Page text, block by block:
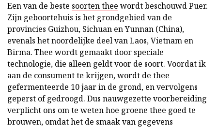
Een van de beste soorten thee wordt beschouwd Puer.
Zijn geboortehuis is het grondgebied van de
provincies Guizhou, Sichuan en Yunnan (China),
evenals het noordelijke deel van Laos, Vietnam en
Birma. Thee wordt gemaakt door speciale
technologie, die alleen geldt voor de soort. Voordat ik
aan de consument te krijgen, wordt de thee
gefermenteerde 10 jaar in de grond, en vervolgens
geperst of gedroogd. Dus nauwgezette voorbereiding
verplicht ons om te weten hoe groene thee goed te
brouwen, omdat het de smaak van gegevens